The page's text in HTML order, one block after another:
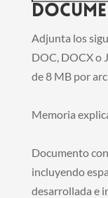
Adjunta los
DOC, DOCX o
de 8 MB por
Memoria
Documento
incluyendo
desarrollada e